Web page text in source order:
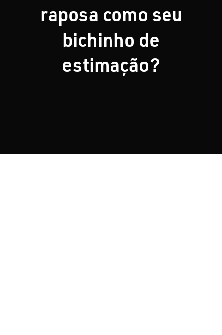
Contato
raposa como seu
bichinho de
estimação?